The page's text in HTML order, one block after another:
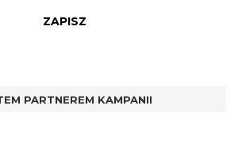
PARTNEREM KAMPANII